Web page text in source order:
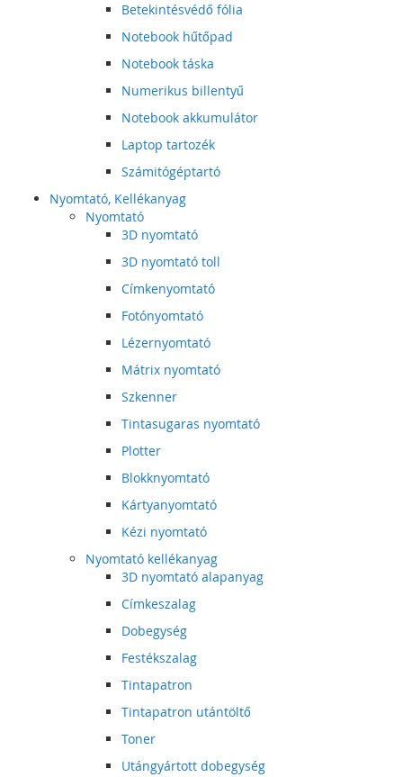
Betekintésvédő fólia
Notebook hűtőpad
Notebook táska
Numerikus billentyű
Notebook akkumulátor
Laptop tartozék
Számitógéptartó
Nyomtató, Kellékanyag
Nyomtató
3D nyomtató
3D nyomtató toll
Címkenyomtató
Fotónyomtató
Lézernyomtató
Mátrix nyomtató
Szkenner
Tintasugaras nyomtató
Plotter
Blokknyomtató
Kártyanyomtató
Kézi nyomtató
Nyomtató kellékanyag
3D nyomtató alapanyag
Címkeszalag
Dobegység
Festékszalag
Tintapatron
Tintapatron utántöltő
Toner
Utángyártott dobegység